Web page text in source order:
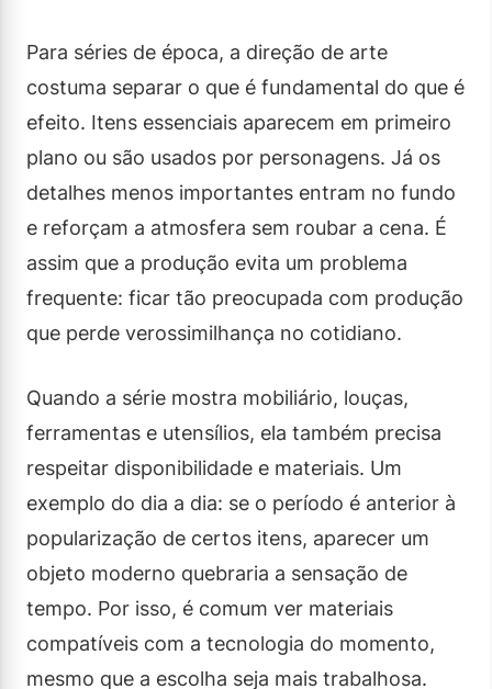
Para séries de época, a direção de arte
costuma separar o que é fundamental do que é
efeito. Itens essenciais aparecem em primeiro
plano ou são usados por personagens. Já os
detalhes menos importantes entram no fundo
e reforçam a atmosfera sem roubar a cena. É
assim que a produção evita um problema
frequente: ficar tão preocupada com produção
que perde verossimilhança no cotidiano.
Quando a série mostra mobiliário, louças,
ferramentas e utensílios, ela também precisa
respeitar disponibilidade e materiais. Um
exemplo do dia a dia: se o período é anterior à
popularização de certos itens, aparecer um
objeto moderno quebraria a sensação de
tempo. Por isso, é comum ver materiais
compatíveis com a tecnologia do momento,
mesmo que a escolha seja mais trabalhosa.